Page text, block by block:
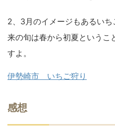
2、3月のイメージもあるい
来の旬は春から初夏というこ
すよ。
伊勢崎市 いちご狩り
感想